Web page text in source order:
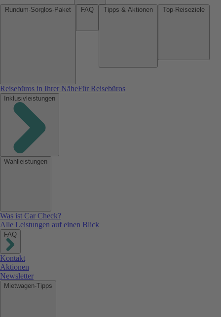
Reisebüros in Ihrer NäheFür Reisebüros
Inklusivleistungen
Wahlleistungen
Was ist Car Check?
Alle Leistungen auf einen Blick
FAQ
Kontakt
Aktionen
Newsletter
Mietwagen-Tipps